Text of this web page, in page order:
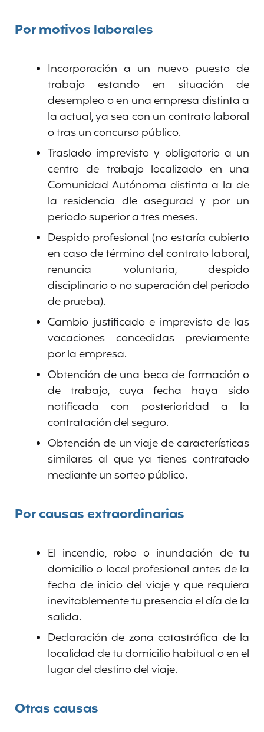
Por motivos laborales
Incorporación a un nuevo puesto de
trabajo estando en situación de
desempleo o en una empresa distinta a
la actual, ya sea con un contrato laboral
o tras un concurso público.
Traslado imprevisto y obligatorio a un
centro de trabajo localizado en una
Comunidad Autónoma distinta a la de
la residencia dle asegurad y por un
periodo superior a tres meses.
Despido profesional (no estaría cubierto
en caso de término del contrato laboral,
renuncia voluntaria, despido
disciplinario o no superación del periodo
de prueba).
Cambio justificado e imprevisto de las
vacaciones concedidas previamente
por la empresa.
Obtención de una beca de formación o
de trabajo, cuya fecha haya sido
notificada con posterioridad a la
contratación del seguro.
Obtención de un viaje de características
similares al que ya tienes contratado
mediante un sorteo público.
Por causas extraordinarias
El incendio, robo o inundación de tu
domicilio o local profesional antes de la
fecha de inicio del viaje y que requiera
inevitablemente tu presencia el día de la
salida.
Declaración de zona catastrófica de la
localidad de tu domicilio habitual o en el
lugar del destino del viaje.
Otras causas